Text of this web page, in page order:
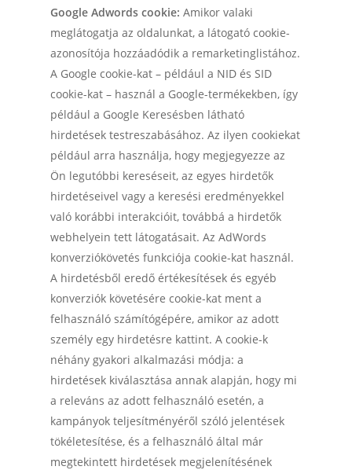
Google Adwords cookie: Amikor valaki
meglátogatja az oldalunkat, a látogató cookie-
azonosítója hozzáadódik a remarketinglistához.
A Google cookie-kat – például a NID és SID
cookie-kat – használ a Google-termékekben, így
például a Google Keresésben látható
hirdetések testreszabásához. Az ilyen cookiekat
például arra használja, hogy megjegyezze az
Ön legutóbbi kereséseit, az egyes hirdetők
hirdetéseivel vagy a keresési eredményekkel
való korábbi interakcióit, továbbá a hirdetők
webhelyein tett látogatásait. Az AdWords
konverziókövetés funkciója cookie-kat használ.
A hirdetésből eredő értékesítések és egyéb
konverziók követésére cookie-kat ment a
felhasználó számítógépére, amikor az adott
személy egy hirdetésre kattint. A cookie-k
néhány gyakori alkalmazási módja: a
hirdetések kiválasztása annak alapján, hogy mi
a releváns az adott felhasználó esetén, a
kampányok teljesítményéről szóló jelentések
tökéletesítése, és a felhasználó által már
megtekintett hirdetések megjelenítésének